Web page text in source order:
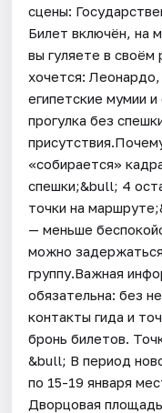
сцены:
Билет включён, на
вы гуляете в своём
хочется:
египетские мумии
прогулка без
«собирается»
спешки;&bull; 4
точки на
— меньше
можно
группу.Важная
обязательна: без
контакты гида и
бронь билетов.
&bull; В период
по 15-19 января
Дворцовая